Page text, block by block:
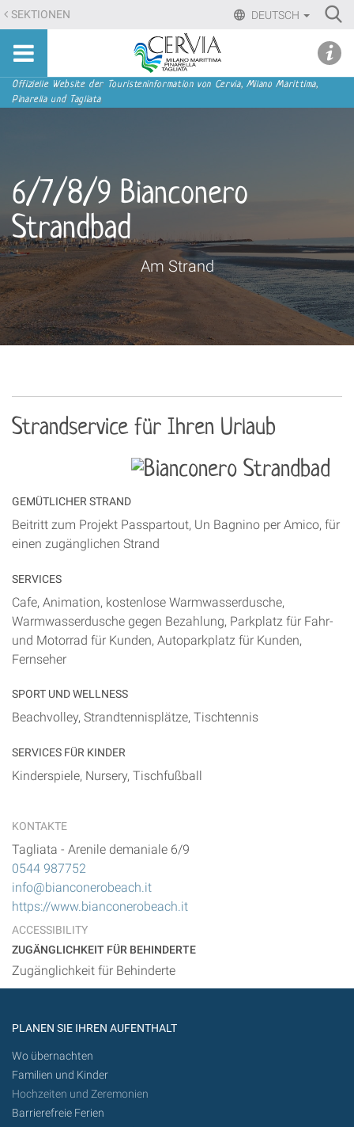
Direkt
zum
Inhalt
Direkt
zur
DEUTSCH
SEKTIONEN
Sito
turistico
ufficiale
Tagliata
Sektionen
Offizielle Website der Touristeninformation von Cervia, Milano Marittima,
Pinarella und Tagliata
6/7/8/9 Bianconero
Strandbad
Am Strand
Strandservice für Ihren Urlaub
GEMÜTLICHER STRAND
Beitritt zum Projekt Passpartout, Un Bagnino per Amico, für
einen zugänglichen Strand
SERVICES
Cafe, Animation, kostenlose Warmwasserdusche,
Warmwasserdusche gegen Bezahlung, Parkplatz für Fahr-
und Motorrad für Kunden, Autoparkplatz für Kunden,
Fernseher
SPORT UND WELLNESS
Beachvolley, Strandtennisplätze, Tischtennis
SERVICES FÜR KINDER
Kinderspiele, Nursery, Tischfußball
KONTAKTE
Tagliata - Arenile demaniale 6/9
0544 987752
info@bianconerobeach.it
https://www.bianconerobeach.it
ACCESSIBILITY
ZUGÄNGLICHKEIT FÜR BEHINDERTE
Zugänglichkeit für Behinderte
PLANEN SIE IHREN AUFENTHALT
Wo übernachten
Familien und Kinder
Hochzeiten und Zeremonien
Barrierefreie Ferien
menu